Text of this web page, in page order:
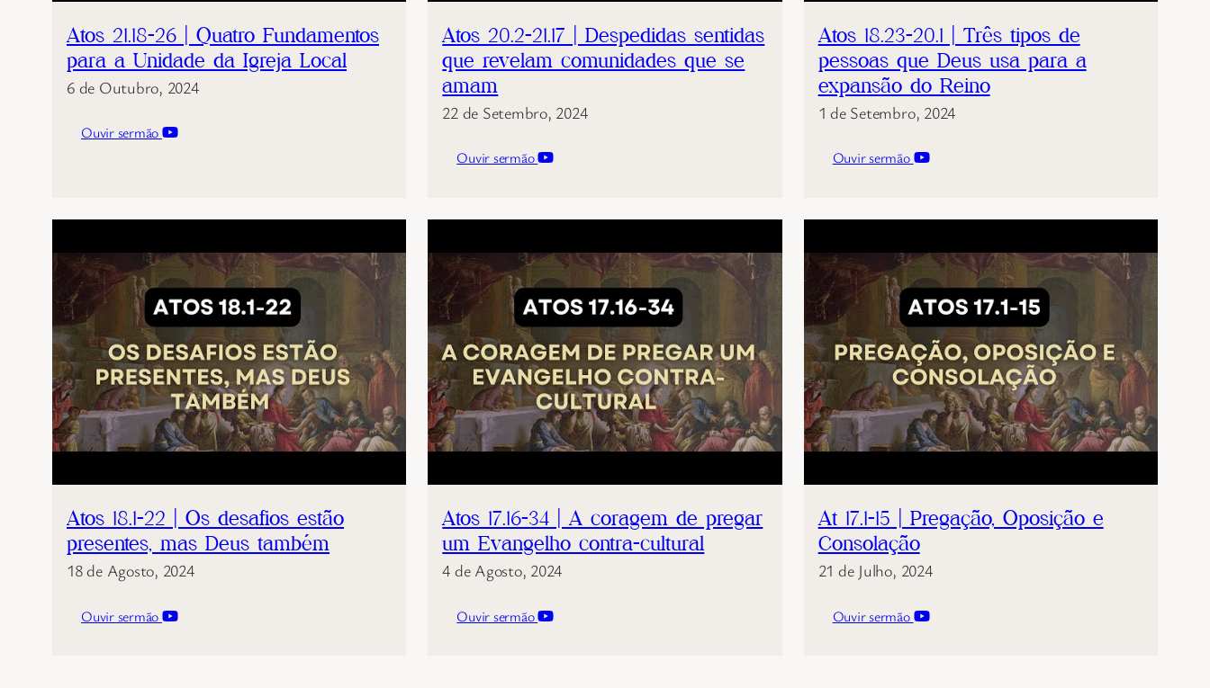
Atos 21.18-26 | Quatro Fundamentos
para a Unidade da Igreja Local
6 de Outubro, 2024
Ouvir sermão
Atos 20.2-21.17 | Despedidas sentidas
que revelam comunidades que se
amam
22 de Setembro, 2024
Ouvir sermão
Atos 18.23-20.1 | Três tipos de
pessoas que Deus usa para a
expansão do Reino
1 de Setembro, 2024
Ouvir sermão
Atos 18.1-22 | Os desafios estão
presentes, mas Deus também
18 de Agosto, 2024
Ouvir sermão
Atos 17.16-34 | A coragem de pregar
um Evangelho contra-cultural
4 de Agosto, 2024
Ouvir sermão
At 17.1-15 | Pregação, Oposição e
Consolação
21 de Julho, 2024
Ouvir sermão